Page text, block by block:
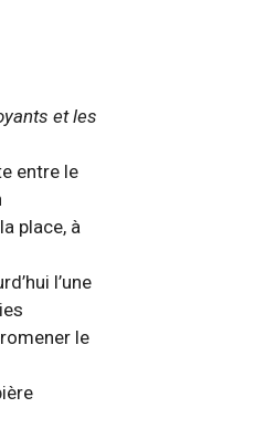
et les
entre le
place, à
l’une
le